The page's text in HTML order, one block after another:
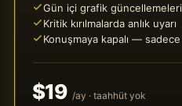
Gün içi grafik güncellemeleri
Kritik kırılmalarda anlık uyarı
Konuşmaya kapalı — sadece
$19 /ay · taahhüt yok